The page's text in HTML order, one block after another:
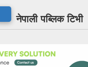
नेपाली पब्लिक टिभी